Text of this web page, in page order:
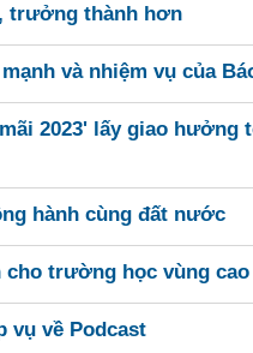
trưởng thành hơn
và nhiệm vụ của
2023' lấy giao hưởng
hành cùng đất nước
cho trường học vùng
vụ về Podcast